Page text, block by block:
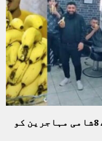
کیلے کھانے کی پاداش میں ترکی نے 8شامی مہاجرین کو